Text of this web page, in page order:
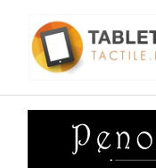
contenu